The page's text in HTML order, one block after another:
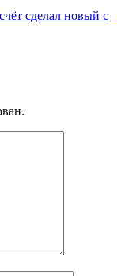
сделал новый с